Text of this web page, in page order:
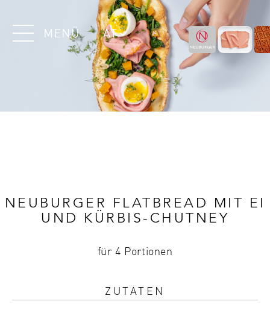
MENÜ AT
NEUBURGER FLATBREAD MIT EI
UND KÜRBIS-CHUTNEY
für 4 Portionen
ZUTATEN